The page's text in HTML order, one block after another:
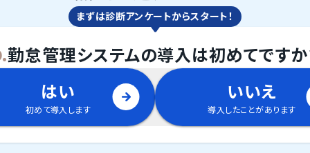
まずは診断アンケートからスタート！
勤怠管理システムの導入は初めてですか
はい
初めて導入します
いいえ
導入したことがあります